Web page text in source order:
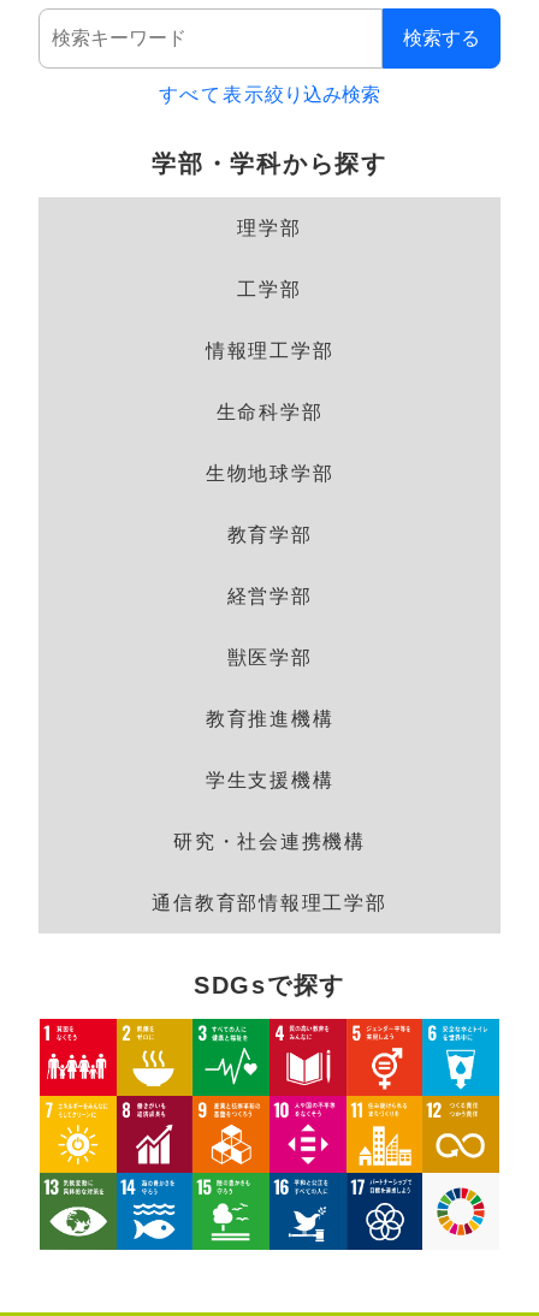
検索する
すべて表示絞り込み検索
学部・学科から探す
理学部
工学部
情報理工学部
生命科学部
生物地球学部
教育学部
経営学部
獣医学部
教育推進機構
学生支援機構
研究・社会連携機構
通信教育部情報理工学部
SDGsで探す